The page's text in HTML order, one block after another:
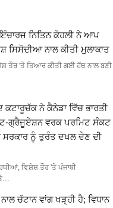
ਨਿਤਿਨ ਕੋਹਲੀ ਨੇ ਆਪ
ਸਿਸੋਦੀਆ ਨਾਲ ਕੀਤੀ ਮੁਲਾਕਾਤ
ਤੌਰ 'ਤੇ ਤਿਆਰ ਕੀਤੀ ਗਈ ਹੱਥ ਨਾਲ ਬਣੀ
ਨੇ ਕੈਨੇਡਾ ਵਿੱਚ ਭਾਰਤੀ
ਗ੍ਰੈਜੂਏਸ਼ਨ ਵਰਕ ਪਰਮਿਟ ਸੰਕਟ
ਸਰਕਾਰ ਨੂੰ ਤੁਰੰਤ ਦਖਲ ਦੇਣ ਦੀ
ਵਿਸ਼ੇਸ਼ ਤੌਰ 'ਤੇ ਪੰਜਾਬੀ
ਚੱਟਾਨ ਵਾਂਗ ਖੜ੍ਹੀ ਹੈ; ਵਿਧਾਨ